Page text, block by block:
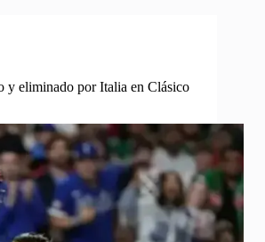
y eliminado por Italia en Clásico